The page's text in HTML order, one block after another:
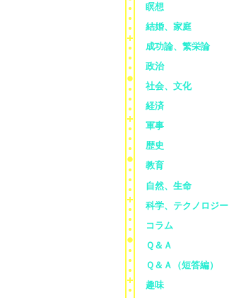
瞑想
結婚、家庭
成功論、繁栄論
政治
社会、文化
経済
軍事
歴史
教育
自然、生命
科学、テクノロジー
コラム
Ｑ＆Ａ
Ｑ＆Ａ（短答編）
趣味